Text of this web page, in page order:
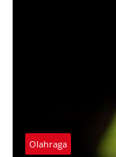
Olahraga